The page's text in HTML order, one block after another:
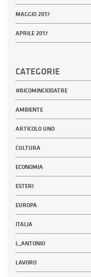
MAGGIO 2017
APRILE 2017
CATEGORIE
#RICOMINCIODATRE
AMBIENTE
ARTICOLO UNO
CULTURA
ECONOMIA
ESTERI
EUROPA
ITALIA
L_ANTONIO
LAVORO